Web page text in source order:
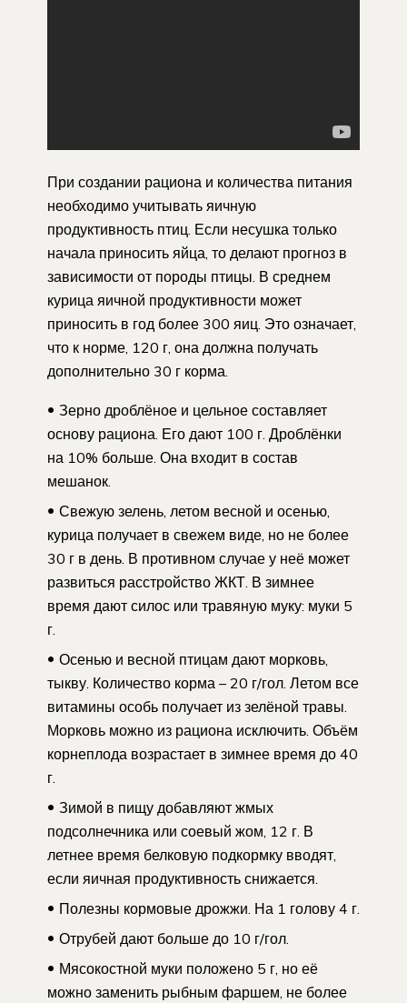
При создании рациона и количества питания
необходимо учитывать яичную
продуктивность птиц. Если несушка только
начала приносить яйца, то делают прогноз в
зависимости от породы птицы. В среднем
курица яичной продуктивности может
приносить в год более 300 яиц. Это означает,
что к норме, 120 г, она должна получать
дополнительно 30 г корма.
Зерно дроблёное и цельное составляет
основу рациона. Его дают 100 г. Дроблёнки
на 10% больше. Она входит в состав
мешанок.
Свежую зелень, летом весной и осенью,
курица получает в свежем виде, но не более
30 г в день. В противном случае у неё может
развиться расстройство ЖКТ. В зимнее
время дают силос или травяную муку: муки 5
г.
Осенью и весной птицам дают морковь,
тыкву. Количество корма – 20 г/гол. Летом все
витамины особь получает из зелёной травы.
Морковь можно из рациона исключить. Объём
корнеплода возрастает в зимнее время до 40
г.
Зимой в пищу добавляют жмых
подсолнечника или соевый жом, 12 г. В
летнее время белковую подкормку вводят,
если яичная продуктивность снижается.
Полезны кормовые дрожжи. На 1 голову 4 г.
Отрубей дают больше до 10 г/гол.
Мясокостной муки положено 5 г, но её
можно заменить рыбным фаршем, не более